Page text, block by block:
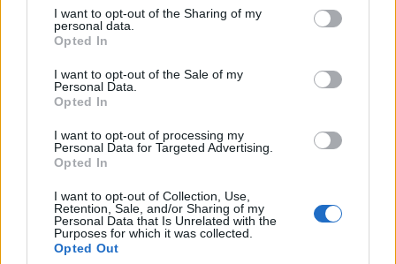
I want to opt-out of the Sharing of my
personal data.
Opted In
I want to opt-out of the Sale of my
Personal Data.
Opted In
I want to opt-out of processing my
Personal Data for Targeted Advertising.
Opted In
I want to opt-out of Collection, Use,
Retention, Sale, and/or Sharing of my
Personal Data that Is Unrelated with the
Purposes for which it was collected.
Opted Out
Elyna Robbs: Adéle és az örökölt árnyak
13. rész
Woody Allen megosztó zsenialitása